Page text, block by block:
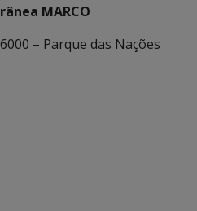
MARCO
– Parque das Nações